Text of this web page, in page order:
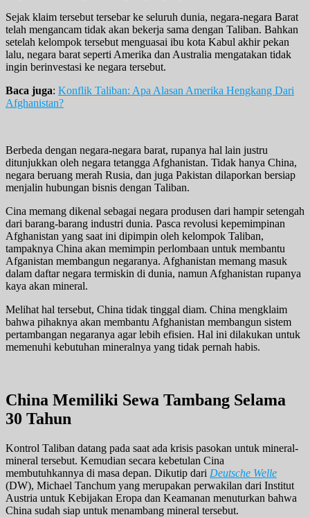
Sejak klaim tersebut tersebar ke seluruh dunia, negara-negara Barat
telah mengancam tidak akan bekerja sama dengan Taliban. Bahkan
setelah kelompok tersebut menguasai ibu kota Kabul akhir pekan
lalu, negara barat seperti Amerika dan Australia mengatakan tidak
ingin berinvestasi ke negara tersebut.
Baca juga: Konflik Taliban: Apa Alasan Amerika Hengkang Dari
Afghanistan?
Berbeda dengan negara-negara barat, rupanya hal lain justru
ditunjukkan oleh negara tetangga Afghanistan. Tidak hanya China,
negara beruang merah Rusia, dan juga Pakistan dilaporkan bersiap
menjalin hubungan bisnis dengan Taliban.
Cina memang dikenal sebagai negara produsen dari hampir setengah
dari barang-barang industri dunia. Pasca revolusi kepemimpinan
Afghanistan yang saat ini dipimpin oleh kelompok Taliban,
tampaknya China akan memimpin perlombaan untuk membantu
Afganistan membangun negaranya. Afghanistan memang masuk
dalam daftar negara termiskin di dunia, namun Afghanistan rupanya
kaya akan mineral.
Melihat hal tersebut, China tidak tinggal diam. China mengklaim
bahwa pihaknya akan membantu Afghanistan membangun sistem
pertambangan negaranya agar lebih efisien. Hal ini dilakukan untuk
memenuhi kebutuhan mineralnya yang tidak pernah habis.
China Memiliki Sewa Tambang Selama
30 Tahun
Kontrol Taliban datang pada saat ada krisis pasokan untuk mineral-
mineral tersebut. Kemudian secara kebetulan Cina
membutuhkannya di masa depan. Dikutip dari Deutsche Welle
(DW), Michael Tanchum yang merupakan perwakilan dari Institut
Austria untuk Kebijakan Eropa dan Keamanan menuturkan bahwa
China sudah siap untuk menambang mineral tersebut.